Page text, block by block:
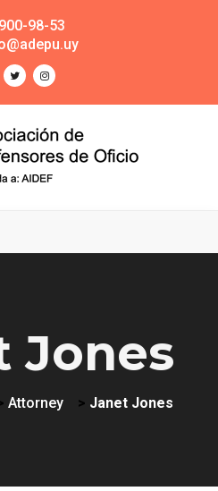
98-53
Jones
Attorney > Janet Jones